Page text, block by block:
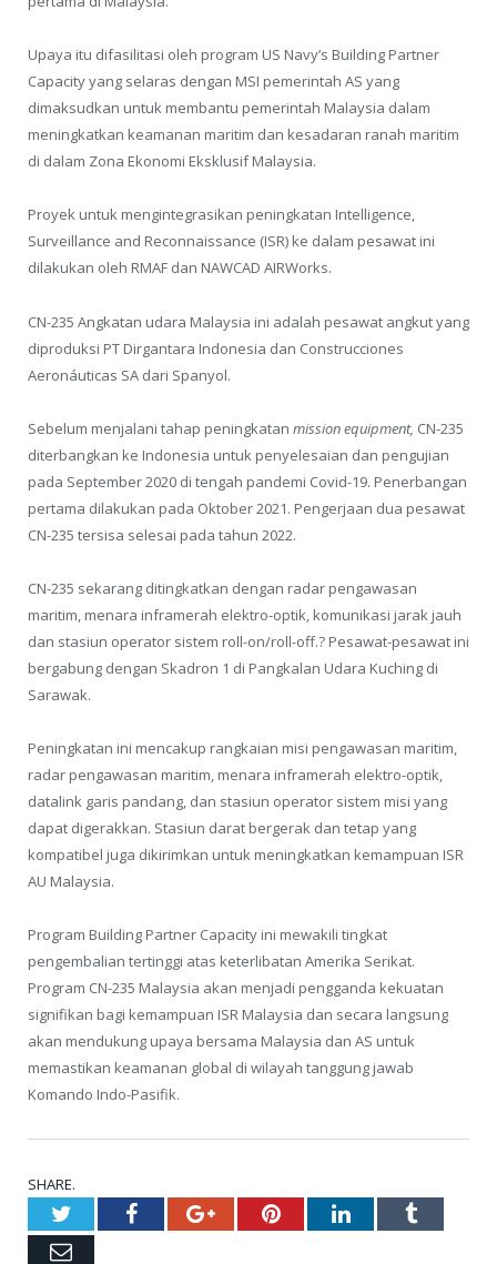
Upaya itu difasilitasi oleh program US Navy’s Building Partner
Capacity yang selaras dengan MSI pemerintah AS yang
dimaksudkan untuk membantu pemerintah Malaysia dalam
meningkatkan keamanan maritim dan kesadaran ranah maritim
di dalam Zona Ekonomi Eksklusif Malaysia.
Proyek untuk mengintegrasikan peningkatan Intelligence,
Surveillance and Reconnaissance (ISR) ke dalam pesawat ini
dilakukan oleh RMAF dan NAWCAD AIRWorks.
CN-235 Angkatan udara Malaysia ini adalah pesawat angkut yang
diproduksi PT Dirgantara Indonesia dan Construcciones
Aeronáuticas SA dari Spanyol.
Sebelum menjalani tahap peningkatan mission equipment, CN-235
diterbangkan ke Indonesia untuk penyelesaian dan pengujian
pada September 2020 di tengah pandemi Covid-19. Penerbangan
pertama dilakukan pada Oktober 2021. Pengerjaan dua pesawat
CN-235 tersisa selesai pada tahun 2022.
CN-235 sekarang ditingkatkan dengan radar pengawasan
maritim, menara inframerah elektro-optik, komunikasi jarak jauh
dan stasiun operator sistem roll-on/roll-off.? Pesawat-pesawat ini
bergabung dengan Skadron 1 di Pangkalan Udara Kuching di
Sarawak.
Peningkatan ini mencakup rangkaian misi pengawasan maritim,
radar pengawasan maritim, menara inframerah elektro-optik,
datalink garis pandang, dan stasiun operator sistem misi yang
dapat digerakkan. Stasiun darat bergerak dan tetap yang
kompatibel juga dikirimkan untuk meningkatkan kemampuan ISR
AU Malaysia.
Program Building Partner Capacity ini mewakili tingkat
pengembalian tertinggi atas keterlibatan Amerika Serikat.
Program CN-235 Malaysia akan menjadi pengganda kekuatan
signifikan bagi kemampuan ISR Malaysia dan secara langsung
akan mendukung upaya bersama Malaysia dan AS untuk
memastikan keamanan global di wilayah tanggung jawab
Komando Indo-Pasifik.
SHARE.
TwitterFacebookGoogle+PinterestLinkedInTumblr
Email